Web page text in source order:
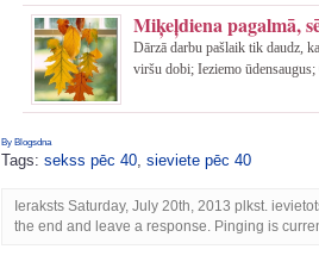
Miķeļdiena pagalmā,
Dārzā darbu pašlaik tik daudz,
viršu dobi; Ieziemo
By Blogsdna
Tags: sekss pēc 40, sieviete pēc 40
Ieraksts Saturday, July 20th, 2013 plkst.
the end and leave a response. Pinging is